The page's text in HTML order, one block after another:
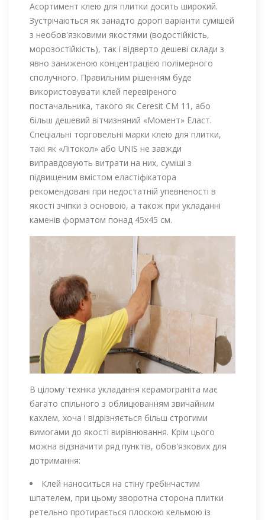
Асортимент клею для плитки досить широкий.
Зустрічаються як занадто дорогі варіанти сумішей
з необов'язковими якостями (водостійкість,
морозостійкість), так і відверто дешеві склади з
явно заниженою концентрацією полімерного
сполучного. Правильним рішенням буде
використовувати клей перевіреного
постачальника, такого як Ceresit СМ 11, або
більш дешевий вітчизняний «Момент» Еласт.
Спеціальні торговельні марки клею для плитки,
такі як «Літокол» або UNIS не завжди
виправдовують витрати на них, суміші з
підвищеним вмістом еластіфікатора
рекомендовані при недостатній упевненості в
якості зчіпки з основою, а також при укладанні
каменів форматом понад 45х45 см.
В цілому техніка укладання керамограніта має
багато спільного з облицюванням звичайним
кахлем, хоча і відрізняється більш строгими
вимогами до якості вирівнювання. Крім цього
можна відзначити ряд пунктів, обов'язкових для
дотримання:
Клей наноситься на стіну гребінчастим
шпателем, при цьому зворотна сторона плитки
ретельно протирається плоскою кельмою із